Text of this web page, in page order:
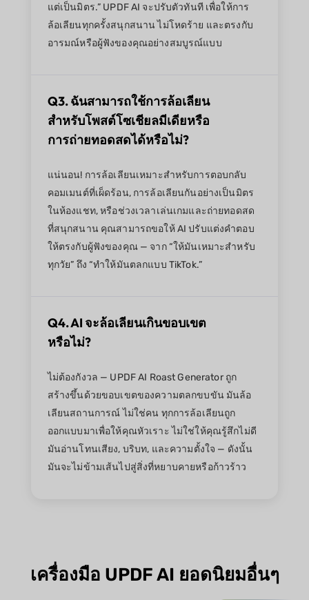
แต่เป็นมิตร.” UPDF AI จะปรับตัวทันที เพื่อให้การ
ล้อเลียนทุกครั้งสนุกสนาน ไม่โหดร้าย และตรงกับ
อารมณ์หรือผู้ฟังของคุณอย่างสมบูรณ์แบบ
Q3. ฉันสามารถใช้การล้อเลียน
สำหรับโพสต์โซเชียลมีเดียหรือ
การถ่ายทอดสดได้หรือไม่?
แน่นอน! การล้อเลียนเหมาะสำหรับการตอบกลับ
คอมเมนต์ที่เผ็ดร้อน, การล้อเลียนกันอย่างเป็นมิตร
ในห้องแชท, หรือช่วงเวลาเล่นเกมและถ่ายทอดสด
ที่สนุกสนาน คุณสามารถขอให้ AI ปรับแต่งคำตอบ
ให้ตรงกับผู้ฟังของคุณ — จาก “ให้มันเหมาะสำหรับ
ทุกวัย” ถึง “ทำให้มันตลกแบบ TikTok.”
Q4. AI จะล้อเลียนเกินขอบเขต
หรือไม่?
ไม่ต้องกังวล — UPDF AI Roast Generator ถูก
สร้างขึ้นด้วยขอบเขตของความตลกขบขัน มันล้อ
เลียนสถานการณ์ ไม่ใช่คน ทุกการล้อเลียนถูก
ออกแบบมาเพื่อให้คุณหัวเราะ ไม่ใช่ให้คุณรู้สึกไม่ดี
มันอ่านโทนเสียง, บริบท, และความตั้งใจ — ดังนั้น
มันจะไม่ข้ามเส้นไปสู่สิ่งที่หยาบคายหรือก้าวร้าว
เครื่องมือ UPDF AI ยอดนิยมอื่นๆ